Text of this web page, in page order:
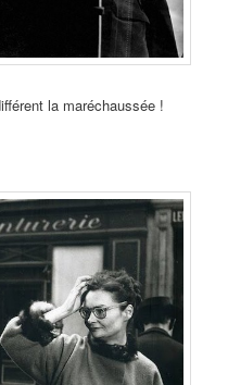
la maréchaussée !